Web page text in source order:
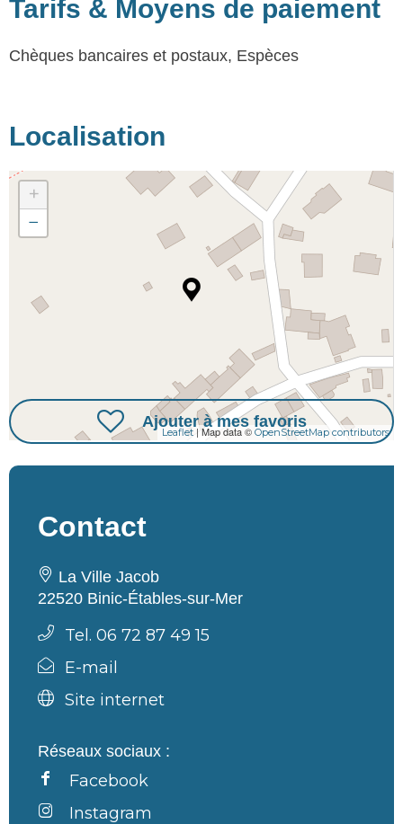
Tarifs & Moyens de paiement
Chèques bancaires et postaux, Espèces
Localisation
+
−
Leaflet| Map data © OpenStreetMap contributors
Ajouter à mes favoris
Contact
La Ville Jacob
22520 Binic-Étables-sur-Mer
Tel. 06 72 87 49 15
E-mail
Site internet
Réseaux sociaux :
Facebook
Instagram